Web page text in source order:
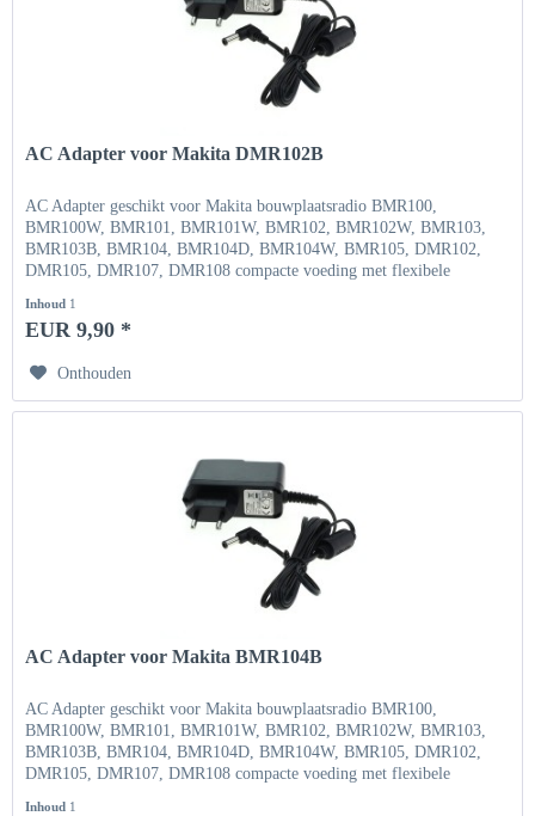
AC Adapter voor Makita DMR102B
AC Adapter geschikt voor Makita bouwplaatsradio BMR100,
BMR100W, BMR101, BMR101W, BMR102, BMR102W, BMR103,
BMR103B, BMR104, BMR104D, BMR104W, BMR105, DMR102,
DMR105, DMR107, DMR108 compacte voeding met flexibele
Inhoud 1
EUR 9,90 *
Onthouden
AC Adapter voor Makita BMR104B
AC Adapter geschikt voor Makita bouwplaatsradio BMR100,
BMR100W, BMR101, BMR101W, BMR102, BMR102W, BMR103,
BMR103B, BMR104, BMR104D, BMR104W, BMR105, DMR102,
DMR105, DMR107, DMR108 compacte voeding met flexibele
Inhoud 1